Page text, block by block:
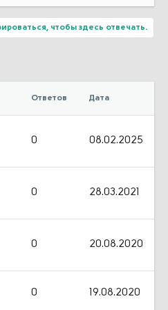
чтобы здесь отвечать.
Ответов Дата
0 08.02.2025
0 28.03.2021
0 20.08.2020
0 19.08.2020